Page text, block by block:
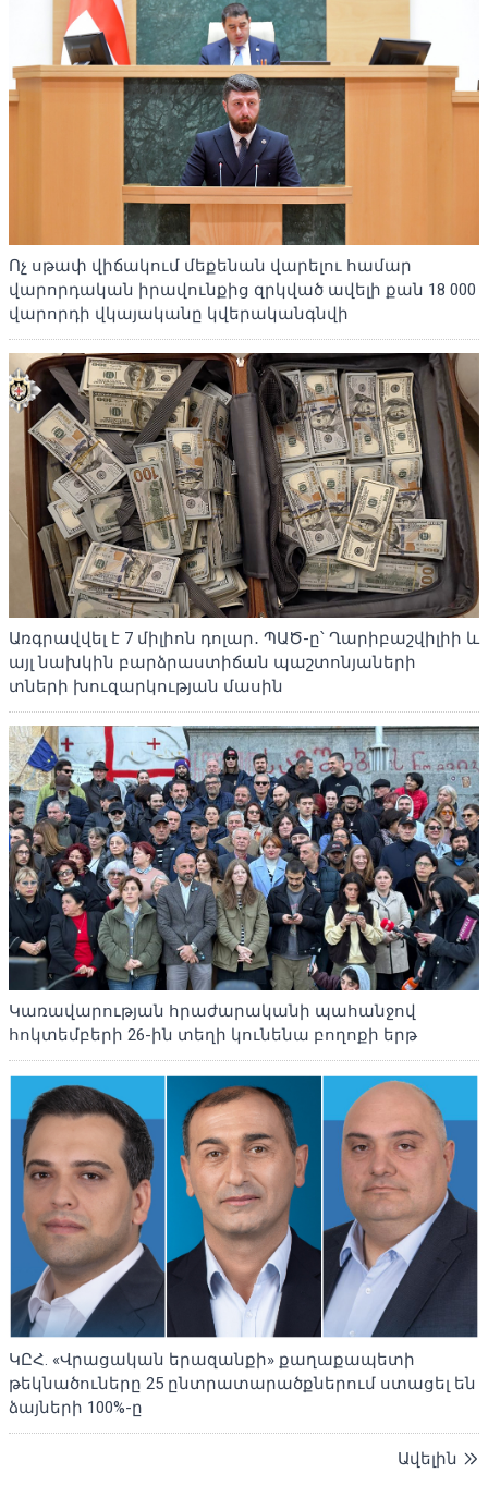
Ոչ սթափ վիճակում մեքենան վարելու համար
վարորդական իրավունքից զրկված ավելի քան 18 000
վարորդի վկայականը կվերականգնվի
Առգրավվել է 7 միլիոն դոլար․ ՊԱԾ-ը՝ Ղարիբաշվիլիի և
այլ նախկին բարձրաստիճան պաշտոնյաների
տների խուզարկության մասին
Կառավարության հրաժարականի պահանջով
հոկտեմբերի 26-ին տեղի կունենա բողոքի երթ
ԿԸՀ. «Վրացական երազանքի» քաղաքապետի
թեկնածուները 25 ընտրատարածքներում ստացել են
ձայների 100%-ը
Ավելին